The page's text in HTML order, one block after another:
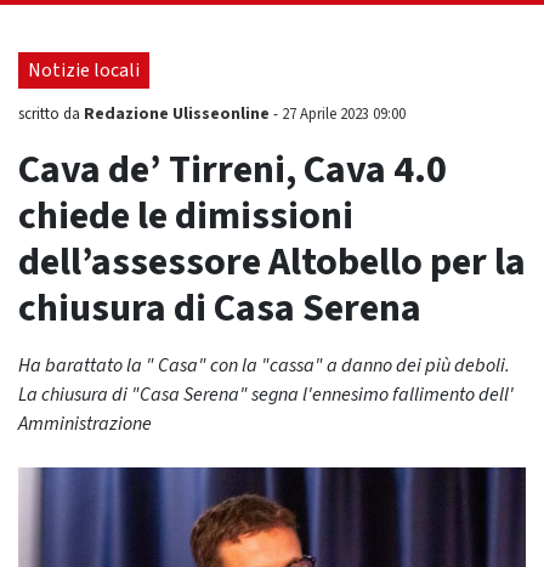
seduta consiliare: “Serve chiarezza!”"
Notizie locali
scritto da Redazione Ulisseonline - 27 Aprile 2023 09:00
Cava de’ Tirreni, Cava 4.0
chiede le dimissioni
dell’assessore Altobello per la
chiusura di Casa Serena
Ha barattato la " Casa" con la "cassa" a danno dei più deboli.
La chiusura di "Casa Serena" segna l'ennesimo fallimento dell'
Amministrazione